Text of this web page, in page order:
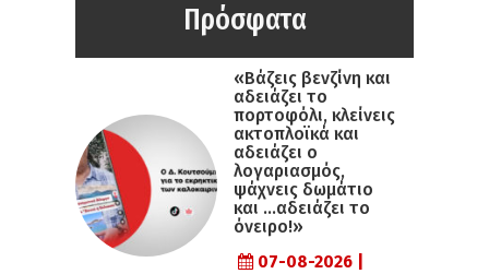
Πρόσφατα
«Βάζεις βενζίνη και
αδειάζει το
πορτοφόλι, κλείνεις
ακτοπλοϊκά και
αδειάζει ο
λογαριασμός,
ψάχνεις δωμάτιο
και …αδειάζει το
όνειρο!»
07-08-2026 |